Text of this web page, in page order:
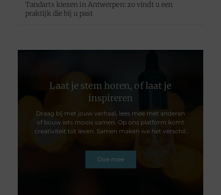
Tandarts kiezen in Antwerpen: zo vindt u een
praktijk die bij u past
Laat je stem horen, of laat je
inspireren
Draag bij met jouw verhaal, lees mee met anderen
of bouw iets moois samen. Op ons platform komt
creativiteit tot leven. Samen maken we het verschil.
Doe mee